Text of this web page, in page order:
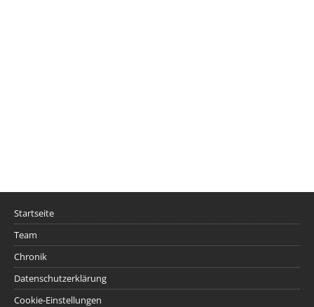
Startseite
Team
Chronik
Datenschutzerklärung
Cookie-Einstellungen